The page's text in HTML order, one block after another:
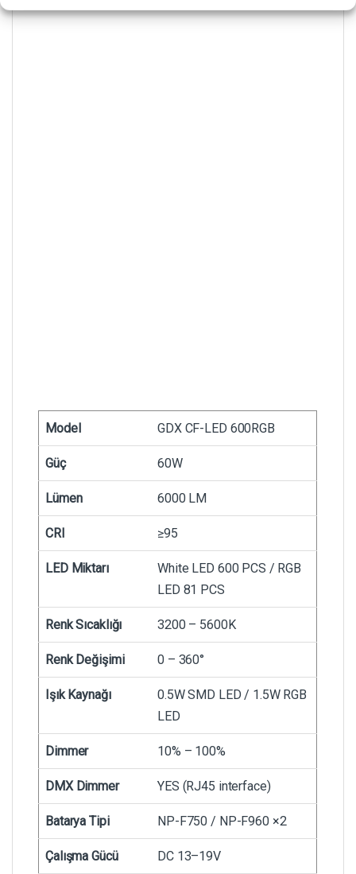
Model GDX CF-LED 600RGB
Güç 60W
Lümen 6000 LM
CRI ≥95
LED Miktarı
White LED 600 PCS / RGB
LED 81 PCS
Renk Sıcaklığı 3200 – 5600K
Renk Değişimi 0 – 360°
Işık Kaynağı
0.5W SMD LED / 1.5W RGB
LED
Dimmer 10% – 100%
DMX Dimmer YES (RJ45 interface)
Batarya Tipi NP-F750 / NP-F960 ×2
Çalışma Gücü DC 13–19V